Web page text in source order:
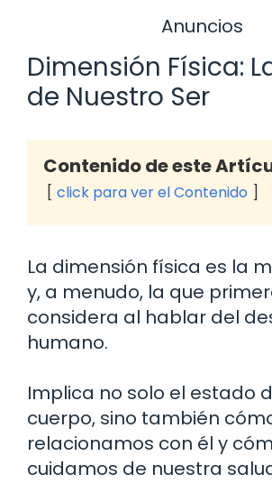
Anuncios
Dimensión Física:
de Nuestro Ser
Contenido de este
click para ver el Contenido
La dimensión física es la
y, a menudo, la que
considera al hablar del
humano.
Implica no solo el estado
cuerpo, sino también
relacionamos con él y
cuidamos de nuestra